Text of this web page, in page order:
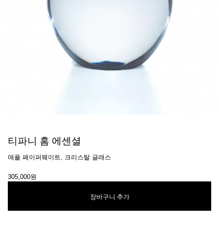
티파니 홈 에센셜
애플 페이퍼웨이트, 크리스탈 글래스
305,000원
장바구니 추가